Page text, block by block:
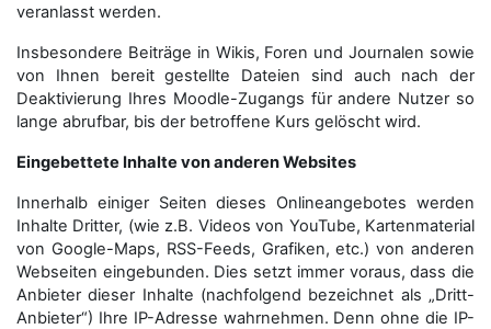
veranlasst werden.
Insbesondere Beiträge in Wikis, Foren und Journalen sowie
von Ihnen bereit gestellte Dateien sind auch nach der
Deaktivierung Ihres Moodle-Zugangs für andere Nutzer so
lange abrufbar, bis der betroffene Kurs gelöscht wird.
Eingebettete Inhalte von anderen Websites
Innerhalb einiger Seiten dieses Onlineangebotes werden
Inhalte Dritter, (wie z.B. Videos von YouTube, Kartenmaterial
von Google-Maps, RSS-Feeds, Grafiken, etc.) von anderen
Webseiten eingebunden. Dies setzt immer voraus, dass die
Anbieter dieser Inhalte (nachfolgend bezeichnet als „Dritt-
Anbieter“) Ihre IP-Adresse wahrnehmen. Denn ohne die IP-